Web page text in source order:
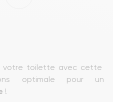
votre toilette avec cette
optimale pour un
!